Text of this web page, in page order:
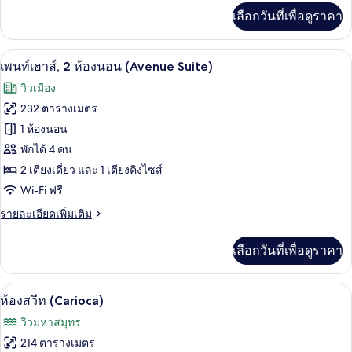
ทะเล
เกี่ยว
กับ
เพ
เฮา
ส์,
วิว
ทะเล
เลือกวันที่เพื่อดูราคา
เปิด
ภาพถ่าย
ทั้งหมด
ของ
เพ
นท์
เฮา
ส์,
ห้อง
นอน
(Avenue
Suite)
เครื่องนอนระดับพรีเมียม, มินิบาร์, ตู้นิ
6
เพนท์เฮาส์, 2 ห้องนอน (Avenue Suite)
วิวเมือง
232 ตารางเมตร
1 ห้องนอน
พักได้ 4 คน
2 เตียงเดี่ยว และ 1 เตียงคิงไซส์
Wi-Fi ฟรี
รายละเอียดเพิ่มเติม
ราย
เกี่ยว
กับ
เพ
เฮา
ส์,
เลือกวันที่เพื่อดูราคา
เปิด
ภาพถ่าย
ทั้งหมด
เครื่องนอนระดับพรีเมียม, มินิบาร์, ตู้นิ
5
ห้องสวีท (Carioca)
วิวมหาสมุทร
214 ตารางเมตร